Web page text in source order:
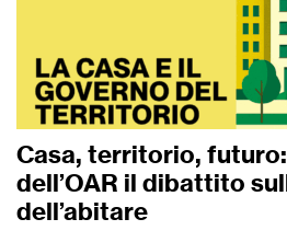
Casa, territorio,
dell’OAR il dibattito
dell’abitare